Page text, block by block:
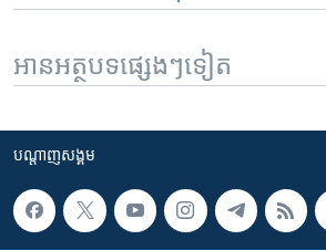
អានអត្ថបទផ្សេងៗទៀត
បណ្តាញ​សង្គម